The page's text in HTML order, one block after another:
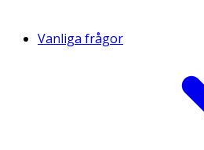
Vanliga frågor